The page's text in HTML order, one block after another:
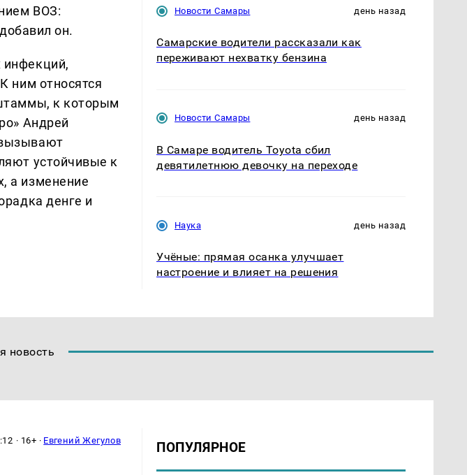
ВОЗ:
он.
инфекций,
ним относятся
к которым
Андрей
устойчивые к
а изменение
денге и
Новости Самары день назад
Самарские водители рассказали как
переживают нехватку бензина
Новости Самары день назад
В Самаре водитель Toyota сбил
девятилетнюю девочку на переходе
Наука день назад
Учёные: прямая осанка улучшает
настроение и влияет на решения
новость
· 16+ · Евгений Жегулов ПОПУЛЯРНОЕ